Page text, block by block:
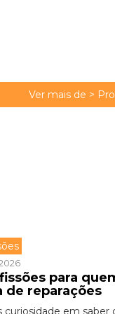
Ver mais de >
para
de reparações
curiosidade em saber